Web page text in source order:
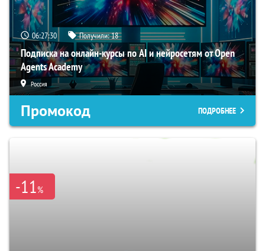
06:27:30 Получили:18
Подписка на онлайн-курсы по AI и нейросетям от Open
Agents Academy
Россия
Промокод ПОДРОБНЕЕ
-11%